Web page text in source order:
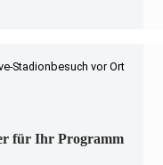
Stadionbesuch vor Ort
für Ihr Programm